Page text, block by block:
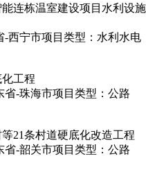
连栋温室建设项目水利设施
-西宁市项目类型：水利水电
工程
省-珠海市项目类型：公路
21条村道硬底化改造工程
省-韶关市项目类型：公路